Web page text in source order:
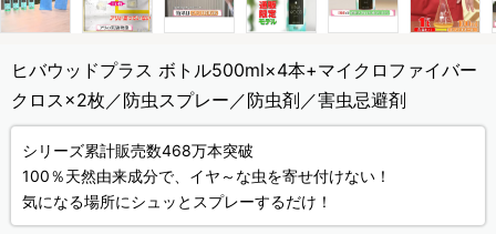
ヒバウッドプラス ボトル500ml×4本+マイクロファイバー
クロス×2枚／防虫スプレー／防虫剤／害虫忌避剤
シリーズ累計販売数468万本突破
100％天然由来成分で、イヤ～な虫を寄せ付けない！
気になる場所にシュッとスプレーするだけ！